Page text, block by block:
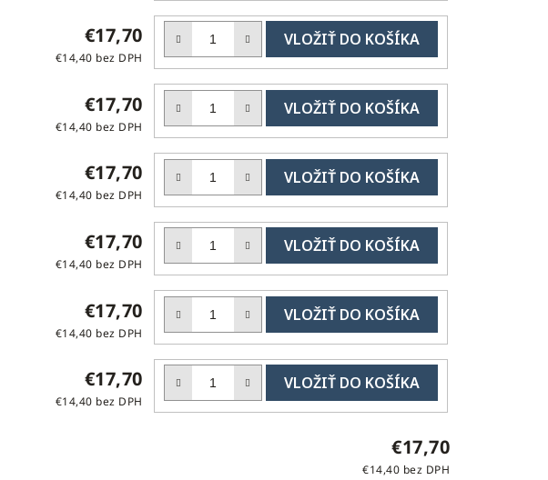
€17,70
€14,40 bez DPH
DO
KOŠÍKA
€17,70
€14,40 bez DPH
DO
KOŠÍKA
€17,70
€14,40 bez DPH
DO
KOŠÍKA
€17,70
€14,40 bez DPH
DO
KOŠÍKA
€17,70
€14,40 bez DPH
DO
KOŠÍKA
€17,70
€14,40 bez DPH
DO
KOŠÍKA
€17,70
€14,40 bez DPH